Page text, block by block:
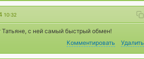
10:32
с ней самый быстрый обмен!
Комментировать
Удалить